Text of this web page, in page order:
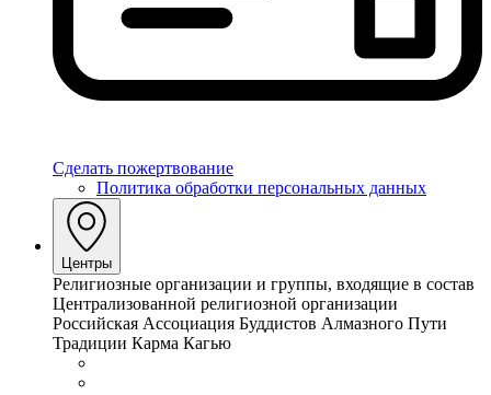
Сделать пожертвование
Политика обработки персональных данных
Центры
Религиозные организации и группы, входящие в состав
Централизованной религиозной организации
Российская Ассоциация Буддистов Алмазного Пути
Традиции Карма Кагью